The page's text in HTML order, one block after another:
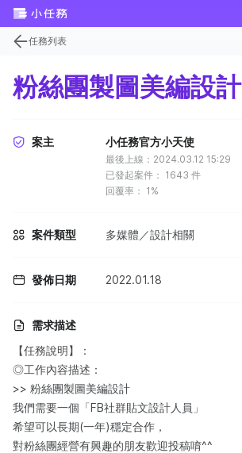
任務列表
粉絲團製圖美編設計
案主 小任務官方小天使
最後上線：2024.03.12 15:29
已發起案件： 1643 件
回覆率： 1%
案件類型 多媒體／設計相關
發佈日期 2022.01.18
需求描述
【任務說明】：​
◎工作內容描述：​
>> 粉絲團製圖美編設計
我們需要一個「FB社群貼文設計人員」
希望可以長期(一年)穩定合作，
對粉絲團經營有興趣的朋友歡迎投稿唷^^